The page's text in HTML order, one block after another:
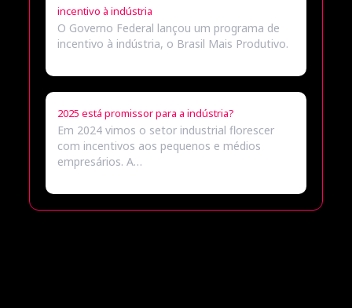
incentivo à indústria
O Governo Federal lançou um programa de
incentivo à indústria, o Brasil Mais Produtivo.
2025 está promissor para a indústria?
Em 2024 vimos o setor industrial florescer
com incentivos aos pequenos e médios
empresários. A…